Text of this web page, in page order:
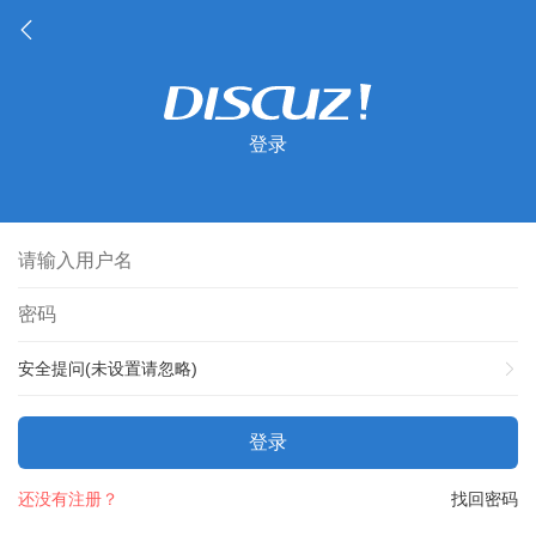
登录
安全提问(未设置请忽略)
登录
找回密码
还没有注册？